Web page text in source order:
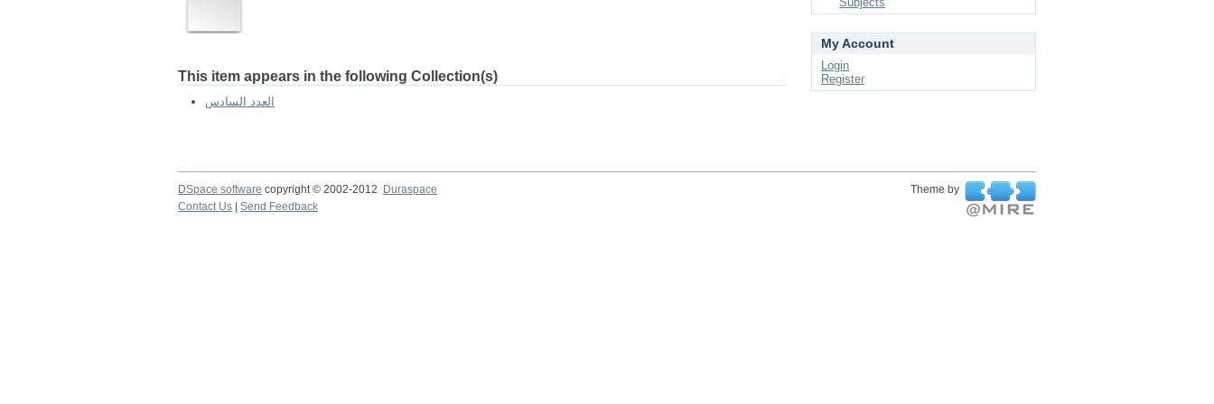
This item appears in the following Collection(s)
العدد السادس
My Account
Login
Register
DSpace software copyright © 2002-2012 Duraspace
Theme by
Contact Us
Send Feedback